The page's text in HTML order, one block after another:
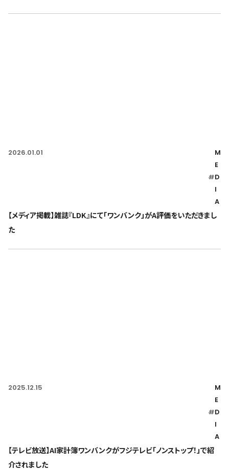
2026.01.01
#
M
E
D
I
A
【メディア掲載】雑誌『LDK』にて「ワンバンク」がA評価をいただきまし
た
2025.12.15
#
M
E
D
I
A
【テレビ放送】AI家計簿ワンバンクがフジテレビ「ノンストップ！」で紹
介されました